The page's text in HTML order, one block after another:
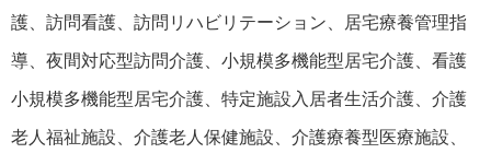
護、訪問看護、訪問リハビリテーション、居宅療養管理指
導、夜間対応型訪問介護、小規模多機能型居宅介護、看護
小規模多機能型居宅介護、特定施設入居者生活介護、介護
老人福祉施設、介護老人保健施設、介護療養型医療施設、